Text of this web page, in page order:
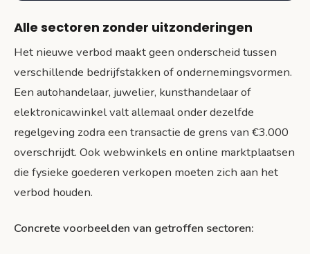
Alle sectoren zonder uitzonderingen
Het nieuwe verbod maakt geen onderscheid tussen
verschillende bedrijfstakken of ondernemingsvormen.
Een autohandelaar, juwelier, kunsthandelaar of
elektronicawinkel valt allemaal onder dezelfde
regelgeving zodra een transactie de grens van €3.000
overschrijdt. Ook webwinkels en online marktplaatsen
die fysieke goederen verkopen moeten zich aan het
verbod houden.
Concrete voorbeelden van getroffen sectoren: